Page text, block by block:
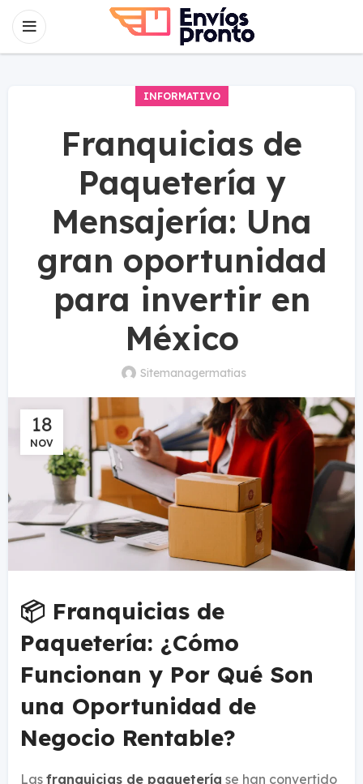
INFORMATIVO
Franquicias de
Paquetería y
Mensajería: Una
gran oportunidad
para invertir en
México
Sitemanagermatias
18
NOV
📦 Franquicias de
Paquetería: ¿Cómo
Funcionan y Por Qué Son
una Oportunidad de
Negocio Rentable?
Las franquicias de paquetería se han convertido